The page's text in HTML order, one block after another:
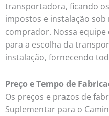
transportadora, ficando
impostos e instalação
comprador. Nossa
para a escolha da
instalação, fornecendo
Preço e Tempo de
Os preços e prazos de
Suplementar para o